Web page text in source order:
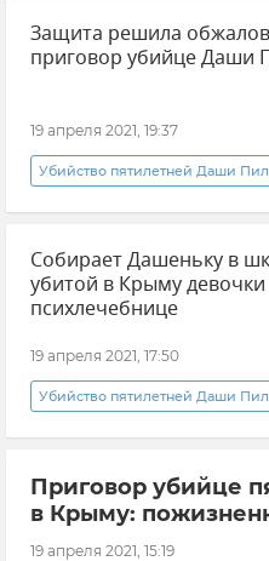
Защита решила
приговор убийце Даши
19 апреля 2021, 19:37
Убийство пятилетней Даши
Общество Новости
Собирает Дашеньку в
убитой в Крыму
психлечебнице
19 апреля 2021, 17:50
Убийство пятилетней Даши
Происшествия Новости
Приговор убийце
в Крыму:
19 апреля 2021, 15:19